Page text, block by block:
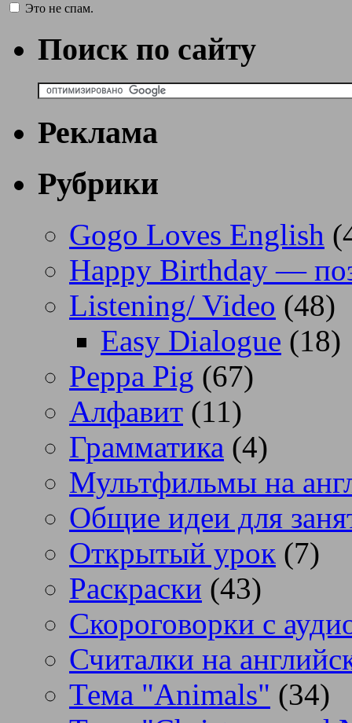
Это не спам.
Поиск по сайту
Реклама
Рубрики
Gogo Loves English
Happy Birthday —
Listening/ Video (48)
Easy Dialogue (18)
Peppa Pig (67)
Алфавит (11)
Грамматика (4)
Мультфильмы на
Общие идеи для
Открытый урок (7)
Раскраски (43)
Скороговорки с
Считалки на
Тема "Animals" (34)